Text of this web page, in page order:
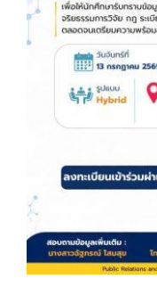
ข่าวและกิจกรรม